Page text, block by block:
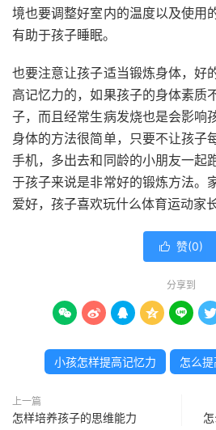
境也要调整好室内的温度以及使用
有助于孩子睡眠。
也要注意让孩子适当锻炼身体，好
高记忆力的，如果孩子的身体素质
子，而且经常生病发烧也是会影响
身体的方法很简单，只要不让孩子
手机，多出去和同龄的小朋友一起
于孩子来说是非常好的锻炼方法。
爱好，孩子喜欢玩什么体育运动家
 赞(0)
分享到
     
小孩怎样提高记忆力 怎么提
上一篇
怎样培养孩子的思维能力